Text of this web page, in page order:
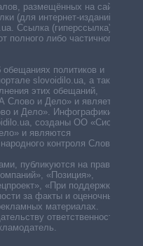
размещённых на сайте,
(для интернет-изданий —
Ссылка (гиперссылка)
полного либо частичного
политиков и
slovoidilo.ua, а также
этих обещаний,
и Дело» и является
и Дело». Инфографики,
созданы ОО «Система
и являются
контроля Слово и
публикуются на правах
«Позиция»,
«При поддержке».
за факты и оценочные
материалах.
ответственность за